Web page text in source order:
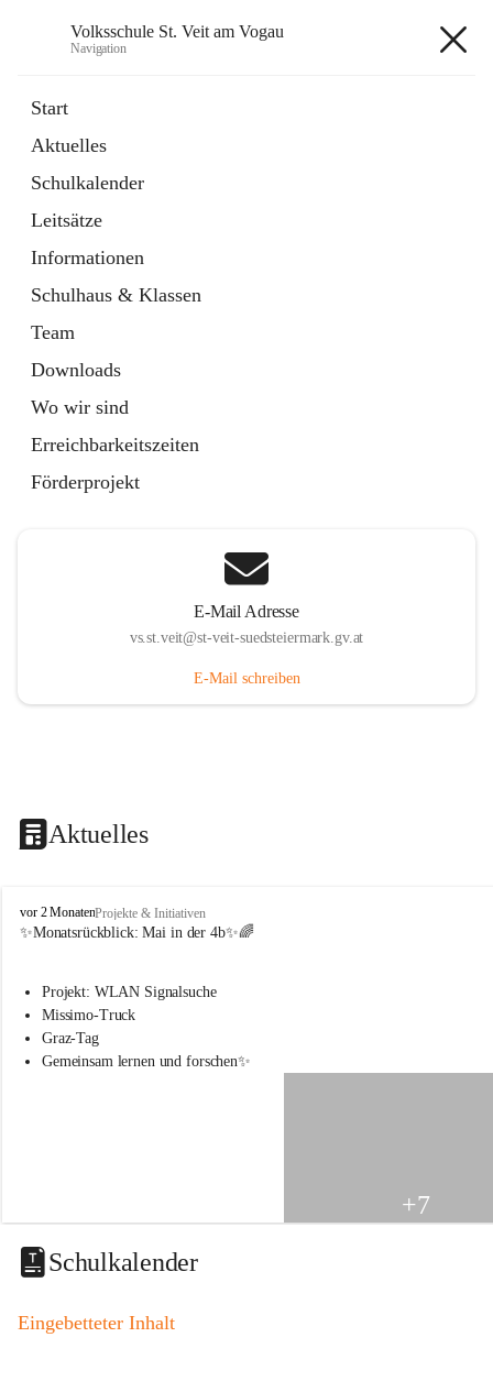
Volksschule St. Veit am Vogau
Navigation
Start
Aktuelles
Schulkalender
Leitsätze
Informationen
Schulhaus & Klassen
Team
Downloads
Wo wir sind
Erreichbarkeitszeiten
Förderprojekt
E-Mail Adresse
vs.st.veit@st-veit-suedsteiermark.gv.at
E-Mail schreiben
Aktuelles
V
o
s
s
c
i
t
a
o
vor 2 MonatenProjekte & Initiativen
✨Monatsrückblick: Mai in der 4b✨🌈
Projekt: WLAN Signalsuche
Missimo-Truck
Graz-Tag
Gemeinsam lernen und forschen✨
+7
Schulkalender
Eingebetteter Inhalt